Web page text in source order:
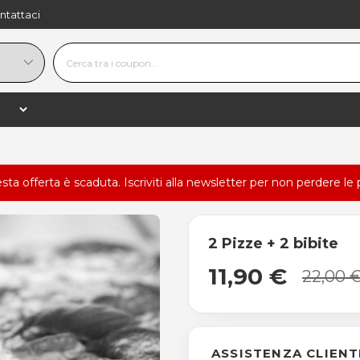
offerta è scaduta. Iscriviti alla newsletter per non perdere le
2 Pizze + 2 bibite
11,90 € 22,00
ASSISTENZA